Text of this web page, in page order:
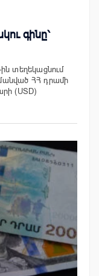
գինը՝
տեղեկացնում
ՀՀ դրամի
(USD)